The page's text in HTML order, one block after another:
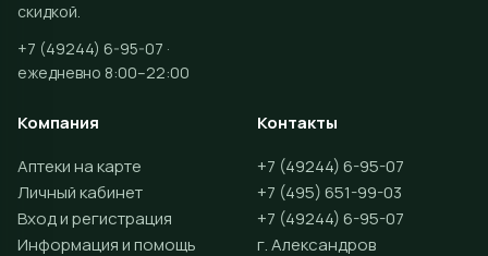
скидкой.
+7 (49244) 6-95-07 ·
ежедневно 8:00–22:00
Компания
Аптеки на карте
Личный кабинет
Вход и регистрация
Информация и помощь
Контакты
+7 (49244) 6-95-07
+7 (495) 651-99-03
+7 (49244) 6-95-07
г. Александров